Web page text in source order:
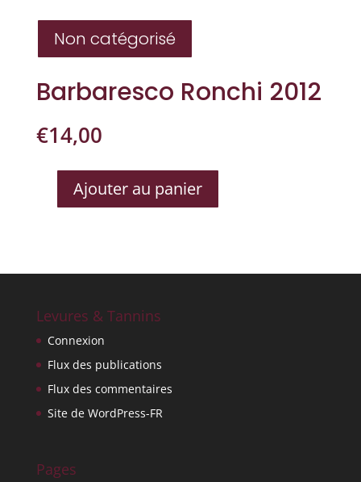
Non catégorisé
Barbaresco Ronchi 2012
€14,00
QUANTITÉ
2012
Ajouter au panier
Levures & Tannins
Connexion
Flux des publications
Flux des commentaires
Site de WordPress-FR
Pages